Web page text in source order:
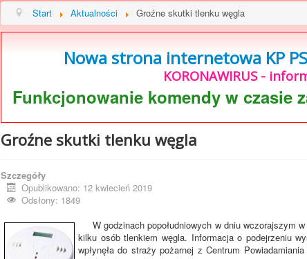
Start Aktualności Groźne skutki tlenku węgla
Nowa strona internetowa KP
KORONAWIRUS -
Funkcjonowanie komendy w czasie
Groźne skutki tlenku węgla
Szczegóły
Opublikowano: 12 kwiecień 2019
Odsłony: 1849
W godzinach popołudniowych w dniu wczorajszym
kilku osób tlenkiem węgla. Informacja o podejrzeniu
wpłynęła do straży pożarnej z Centrum